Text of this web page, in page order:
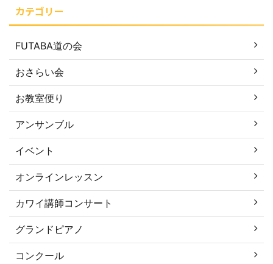
カテゴリー
FUTABA道の会
おさらい会
お教室便り
アンサンブル
イベント
オンラインレッスン
カワイ講師コンサート
グランドピアノ
コンクール